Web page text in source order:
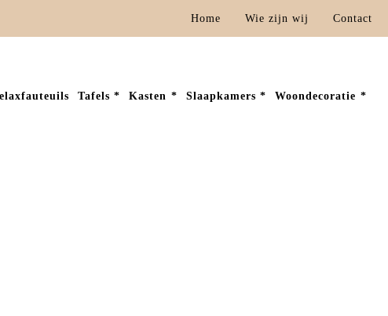
Home Wie zijn wij Contact
Tafels Kasten Slaapkamers Woondecoratie